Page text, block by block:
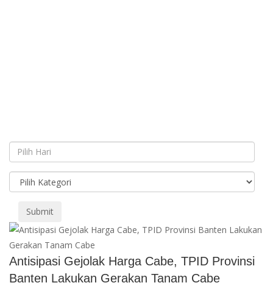
Submit
Antisipasi Gejolak Harga Cabe, TPID Provinsi
Banten Lakukan Gerakan Tanam Cabe